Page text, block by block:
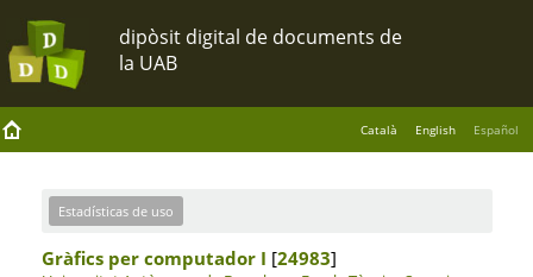
Català English Español
Estadísticas de uso
Gràfics per computador I [24983]